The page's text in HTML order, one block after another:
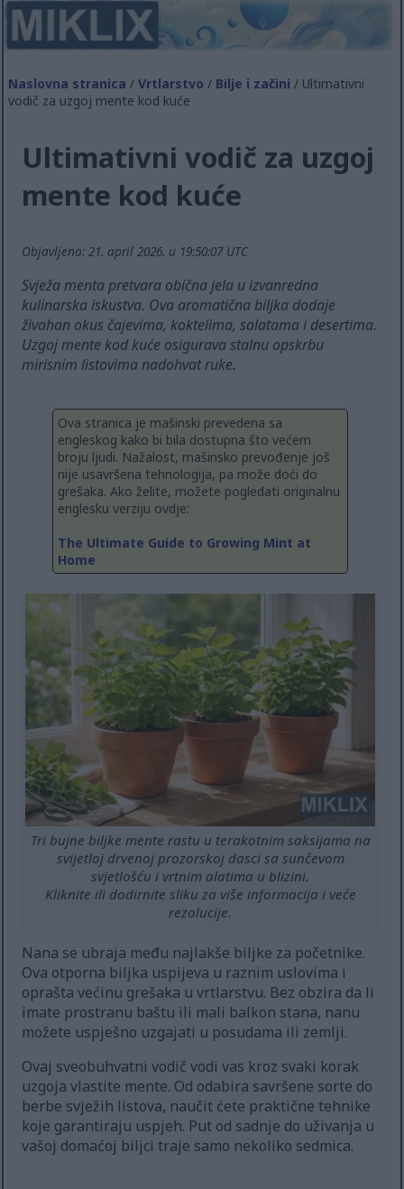
Naslovna stranica /Vrtlarstvo / Bilje i začini / Ultimativni
vodič za uzgoj mente kod kuće
Ultimativni vodič za uzgoj
mente kod kuće
Objavljeno: 21. april 2026. u 19:50:07 UTC
Svježa menta pretvara obična jela u izvanredna
kulinarska iskustva. Ova aromatična biljka dodaje
živahan okus čajevima, koktelima, salatama i desertima.
Uzgoj mente kod kuće osigurava stalnu opskrbu
mirisnim listovima nadohvat ruke.
Ova stranica je mašinski prevedena sa
engleskog kako bi bila dostupna što većem
broju ljudi. Nažalost, mašinsko prevođenje još
nije usavršena tehnologija, pa može doći do
grešaka. Ako želite, možete pogledati originalnu
englesku verziju ovdje:
The Ultimate Guide to Growing Mint at
Home
Tri bujne biljke mente rastu u terakotnim saksijama na
svijetloj drvenoj prozorskoj dasci sa sunčevom
svjetlošću i vrtnim alatima u blizini.
Kliknite ili dodirnite sliku za više informacija i veće
rezolucije.
Nana se ubraja među najlakše biljke za početnike.
Ova otporna biljka uspijeva u raznim uslovima i
oprašta većinu grešaka u vrtlarstvu. Bez obzira da li
imate prostranu baštu ili mali balkon stana, nanu
možete uspješno uzgajati u posudama ili zemlji.
Ovaj sveobuhvatni vodič vodi vas kroz svaki korak
uzgoja vlastite mente. Od odabira savršene sorte do
berbe svježih listova, naučit ćete praktične tehnike
koje garantiraju uspjeh. Put od sadnje do uživanja u
vašoj domaćoj biljci traje samo nekoliko sedmica.